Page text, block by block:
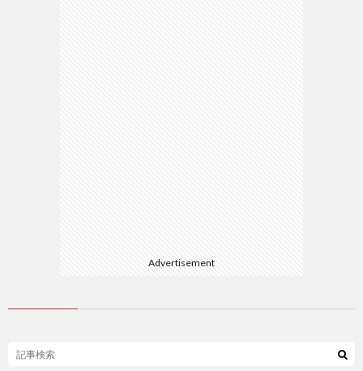
Advertisement